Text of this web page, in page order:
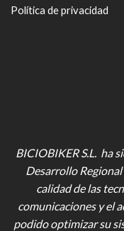
Política de privacidad
BICIOBIKER S.L. ha
Desarrollo
calidad de las
comunicaciones y el
podido optimizar su